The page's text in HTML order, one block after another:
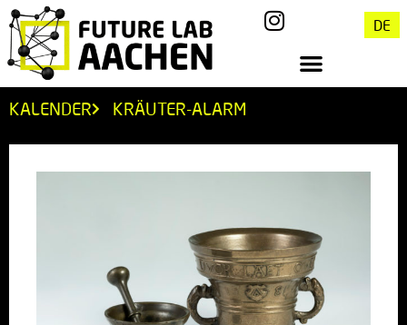
DE
KALENDER KRÄUTER-ALARM